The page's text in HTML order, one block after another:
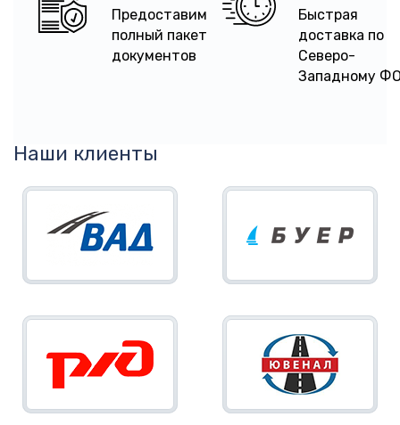
Предоставим
полный пакет
документов
Быстрая
доставка по
Северо-
Западному
Наши клиенты